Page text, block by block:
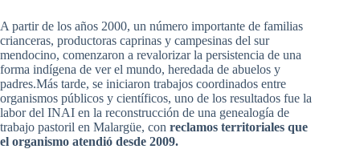
A partir de los años 2000, un número importante de familias
crianceras, productoras caprinas y campesinas del sur
mendocino, comenzaron a revalorizar la persistencia de una
forma indígena de ver el mundo, heredada de abuelos y
padres.Más tarde, se iniciaron trabajos coordinados entre
organismos públicos y científicos, uno de los resultados fue la
labor del INAI en la reconstrucción de una genealogía de
trabajo pastoril en Malargüe, con reclamos territoriales que
el organismo atendió desde 2009.